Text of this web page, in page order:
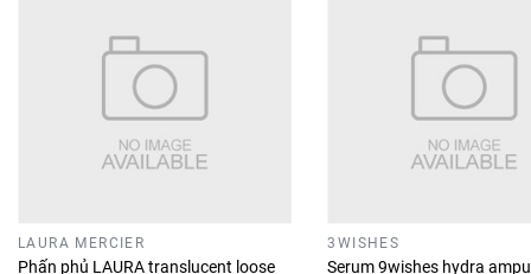
LAURA MERCIER
Phấn phủ LAURA translucent loose
3WISHES
Serum 9wishes hydra